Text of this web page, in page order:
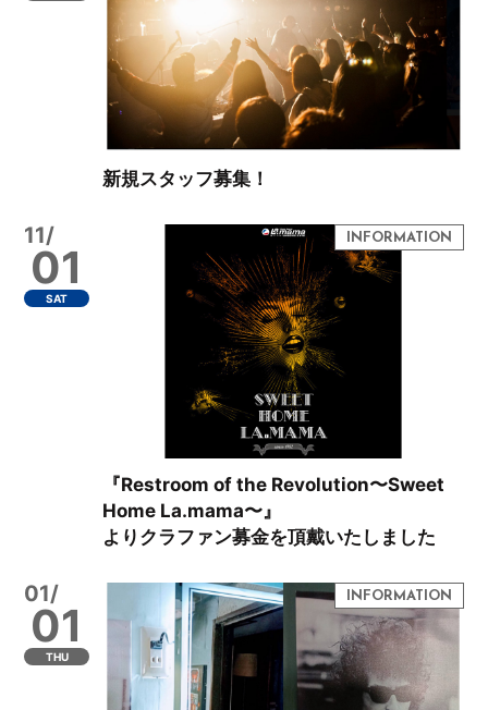
新規スタッフ募集！
11/
01
SAT
『Restroom of the Revolution〜Sweet
Home La.mama〜』
よりクラファン募金を頂戴いたしました
01/
01
THU